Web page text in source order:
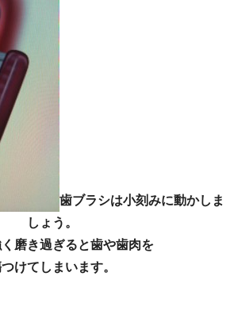
歯ブラシは小刻みに動かしま
しょう。
く磨き過ぎると歯や歯肉を
けてしまいます。